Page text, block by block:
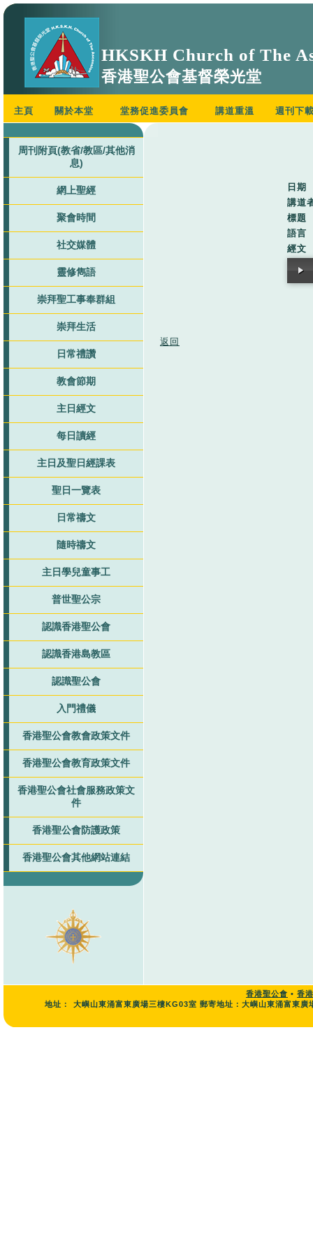
HKSKH Church of The
香港聖公會基督榮光堂
主頁 關於本堂 堂務促進委員會 講道重溫 週刊下
周刊附頁(教省/教區/其他消
息)
網上聖經
聚會時間
社交媒體
靈修雋語
崇拜聖工事奉群組
崇拜生活
日常禮讚
教會節期
主日經文
每日讀經
主日及聖日經課表
聖日一覽表
日常禱文
隨時禱文
主日學兒童事工
普世聖公宗
認識香港聖公會
認識香港島教區
認識聖公會
入門禮儀
香港聖公會教會政策文件
香港聖公會教育政策文件
香港聖公會社會服務政策文
件
香港聖公會防護政策
香港聖公會其他網站連結
日期
講道
標題
語言
經文
返回
香港聖公會 • 香
地址：
大嶼山東涌富東廣場三樓KG03室 郵寄地址：大嶼山東涌富東